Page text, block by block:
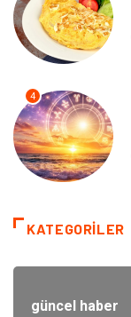
4
KATEGORILER
güncel haber